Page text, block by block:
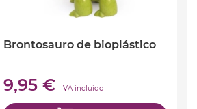
Brontosauro de bioplástico
9,95 € IVA incluido